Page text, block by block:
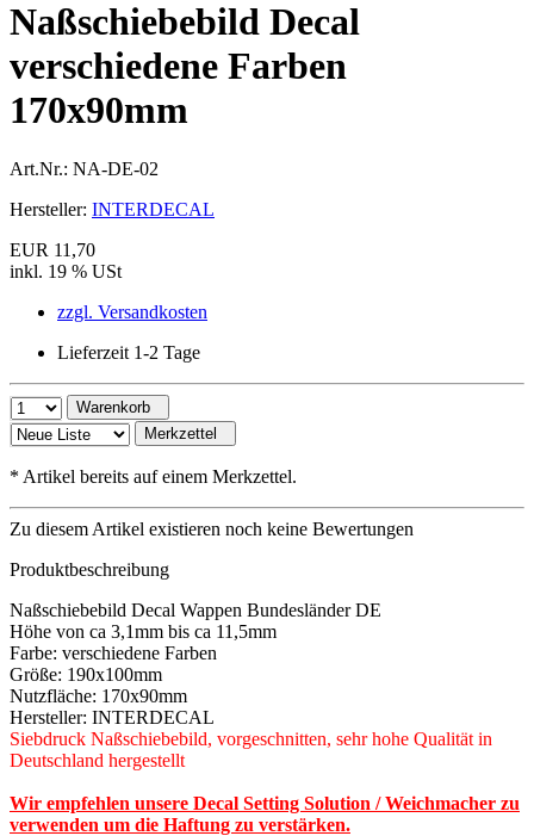
Naßschiebebild Decal
verschiedene Farben
170x90mm
Art.Nr.: NA-DE-02
Hersteller: INTERDECAL
EUR 11,70
inkl. 19 % USt
zzgl. Versandkosten
Lieferzeit 1-2 Tage
Warenkorb
Merkzettel
* Artikel bereits auf einem Merkzettel.
Zu diesem Artikel existieren noch keine Bewertungen
Produktbeschreibung
Naßschiebebild Decal Wappen Bundesländer DE
Höhe von ca 3,1mm bis ca 11,5mm
Farbe: verschiedene Farben
Größe: 190x100mm
Nutzfläche: 170x90mm
Hersteller: INTERDECAL
Siebdruck Naßschiebebild, vorgeschnitten, sehr hohe Qualität in
Deutschland hergestellt
Wir empfehlen unsere Decal Setting Solution / Weichmacher zu
verwenden um die Haftung zu verstärken.